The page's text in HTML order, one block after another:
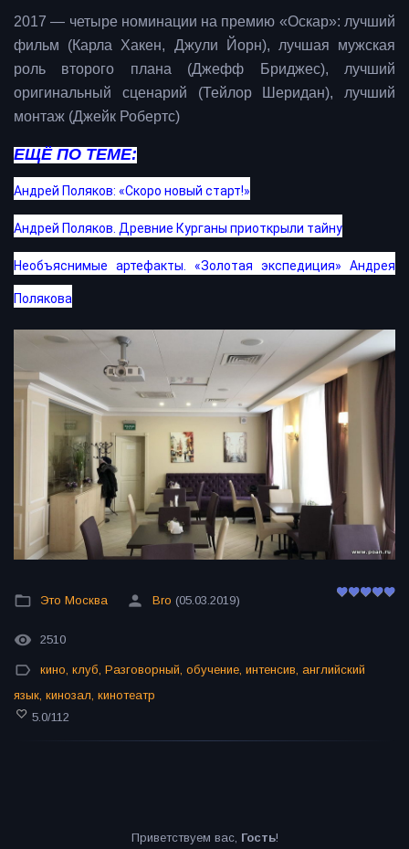
2017 — четыре номинации на премию «Оскар»: лучший
фильм (Карла Хакен, Джули Йорн), лучшая мужская
роль второго плана (Джефф Бриджес), лучший
оригинальный сценарий (Тейлор Шеридан), лучший
монтаж (Джейк Робертс)
ЕЩЁ ПО ТЕМЕ:
Андрей Поляков: «Скоро новый старт!»
Андрей Поляков. Древние Курганы приоткрыли тайну
Необъяснимые артефакты. «Золотая экспедиция» Андрея
Полякова
Это Москва Bro (05.03.2019)
2510
кино, клуб, Разговорный, обучение, интенсив, английский
язык, кинозал, кинотеатр
5.0/112
Приветствуем вас, Гость!